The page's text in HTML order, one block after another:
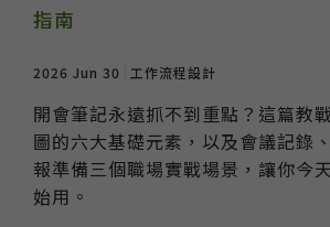
指南
2026 Jun 30 工作流程設計
開會筆記永遠抓不到重點？這篇教
圖的六大基礎元素，以及會議記錄
報準備三個職場實戰場景，讓你今
始用。